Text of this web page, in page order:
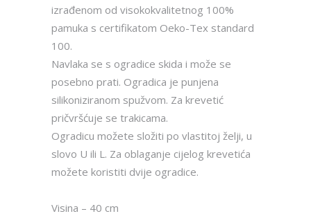
izrađenom od visokokvalitetnog 100%
pamuka s certifikatom Oeko-Tex standard
100.
Navlaka se s ogradice skida i može se
posebno prati. Ogradica je punjena
silikoniziranom spužvom. Za krevetić
pričvršćuje se trakicama.
Ogradicu možete složiti po vlastitoj želji, u
slovo U ili L. Za oblaganje cijelog krevetića
možete koristiti dvije ogradice.
Visina – 40 cm